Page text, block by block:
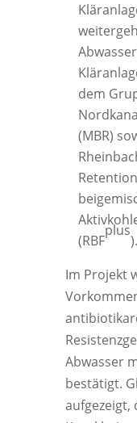
dem
(MBR)
(RBF
plus
).
Im Projekt
Abwasser
bestätigt.
aufgezeigt,